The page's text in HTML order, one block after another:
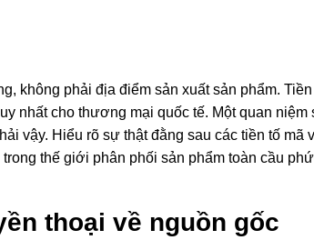
không phải địa điểm sản xuất sản phẩm.
nhất cho thương mại quốc tế. Một quan niệm
vậy. Hiểu rõ sự thật đằng sau các tiền tố mã
thế giới phân phối sản phẩm toàn cầu
thoại về nguồn gốc